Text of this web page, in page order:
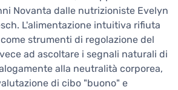
Novanta dalle nutrizioniste Evelyn
L'alimentazione intuitiva rifiuta
strumenti di regolazione del
ad ascoltare i segnali naturali di
alla neutralità corporea,
di cibo "buono" e